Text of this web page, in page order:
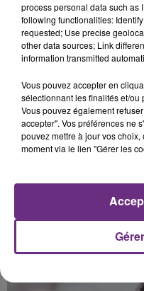
Animateur
process personal data such as
following functionalities:
requested; Use precise
other data sources; Link
information transmitted
Vous pouvez accepter en
sélectionnant les finalités et/ou
Vous pouvez également
accepter". Vos préférences ne
pouvez mettre à jour vos
moment via le lien "Gérer les